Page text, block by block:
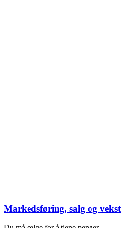
Markedsføring, salg og vekst